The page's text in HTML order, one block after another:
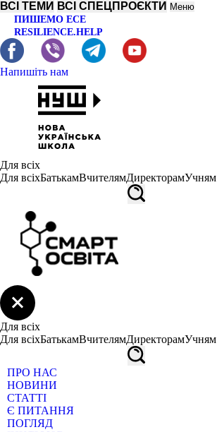
ВСІ ТЕМИ ВСІ СПЕЦПРОЄКТИ Меню
ПИШЕМО ЕСЕ
RESILIENCE.HELP
Напишіть нам
Для всіх
Для всіхБатькамВчителямДиректорамУчням
Для всіх
Для всіхБатькамВчителямДиректорамУчням
ПРО НАС
НОВИНИ
СТАТТІ
Є ПИТАННЯ
ПОГЛЯД